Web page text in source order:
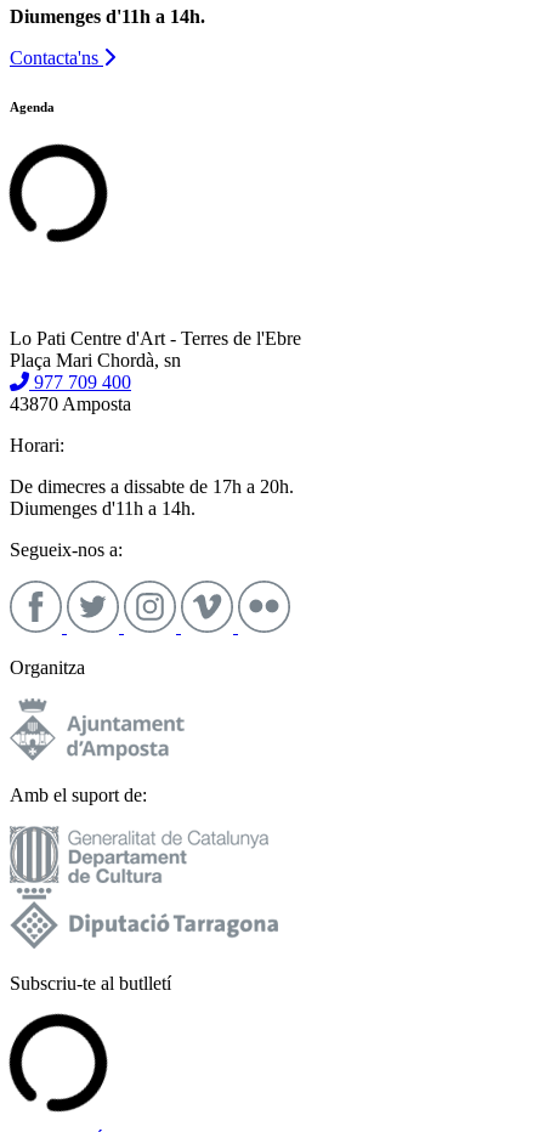
Diumenges d'11h a 14h.
Contacta'ns
Agenda
Lo Pati Centre d'Art - Terres de l'Ebre
Plaça Mari Chordà, sn
977 709 400
43870 Amposta
Horari:
De dimecres a dissabte de 17h a 20h.
Diumenges d'11h a 14h.
Segueix-nos a:
Organitza
Amb el suport de:
Subscriu-te al butlletí